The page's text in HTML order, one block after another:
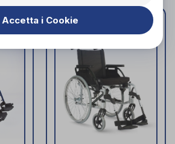
Accetta i Cookie